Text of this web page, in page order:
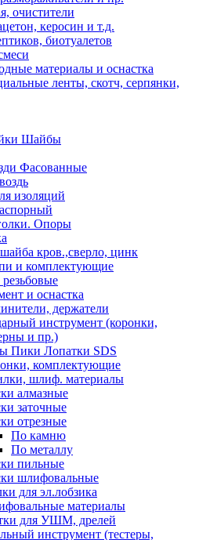
очистители
керосин и т.д.
биотуалетов
материалы и оснастка
ленты, скотч, серпянки,
Шайбы
Фасованные
изоляций
Опоры
кров.,сверло, цинк
и комплектующие
и оснастка
держатели
инструмент (коронки,
и пр.)
Пики Лопатки SDS
комплектующие
шлиф. материалы
алмазные
заточные
отрезные
По камню
По металлу
пильные
шлифовальные
для эл.лобзика
материалы
для УШМ, дрелей
инструмент (тестеры,